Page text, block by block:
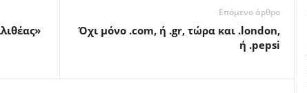
Επόμενο άρθρο
Όχι μόνο .com, ή .gr, τώρα και .london,
ή .pepsi